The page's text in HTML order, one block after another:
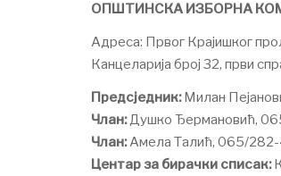
ОПШТИНСКА ИЗБОРНА
Адреса: Првог Крајишког
Канцеларија број 32, први
Предсједник:Милан
Члан:Душко Ђермановић,
Члан:Амела Талић, 065/
Центар за бирачки списак: